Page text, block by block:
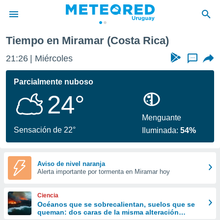
de
ha
que se
calidad.
a este
las
y
forma
digital
basada
Tiempo en Miramar (Costa Rica)
21:26 Miércoles ...
Parcialmente nuboso
24°
Sensación de 22°
Menguante
Iluminada:54%
Aviso de nivel naranja
Alerta importante por tormenta en Miramar hoy
Ciencia
Océanos que se sobrecalientan, suelos que se
queman: dos caras de la misma alteración